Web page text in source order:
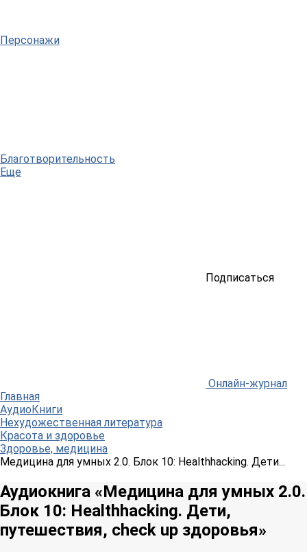
Персонажи
Благотворительность
Еще
Подписаться
Онлайн-журнал
Главная
АудиоКниги
Нехудожественная литература
Красота и здоровье
Здоровье, медицина
Медицина для умных 2.0. Блок 10: Healthhacking. Дети...
Аудиокнига «Медицина для умных 2.0.
Блок 10: Healthhacking. Дети,
путешествия, check up здоровья»